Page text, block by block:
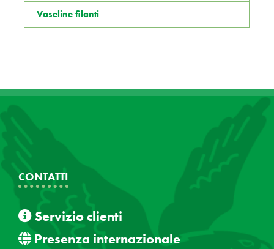
Vaseline filanti
CONTATTI
Servizio clienti
Presenza internazionale